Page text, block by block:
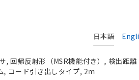
日本語
, 回帰反射形（MSR機能付き）, 検出距
, コード引き出しタイプ, 2m